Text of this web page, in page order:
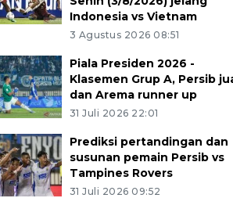
Indonesia vs Vietnam
3 Agustus 2026 08:51
Piala Presiden 2026 -
Klasemen Grup A, Persib
dan Arema runner up
31 Juli 2026 22:01
Prediksi pertandingan dan
susunan pemain Persib vs
Tampines Rovers
31 Juli 2026 09:52